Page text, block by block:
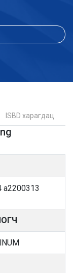
ISBD харагдац
a2200313